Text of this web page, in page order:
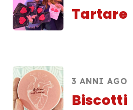
Tartare
3 ANNI AGO
Biscotti